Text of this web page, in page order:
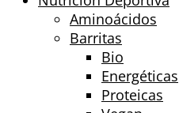
Aminoácidos
Barritas
Bio
Energéticas
Proteicas